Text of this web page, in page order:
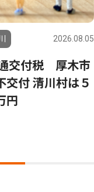
2026.08.05
交付税 厚木市
交付 清川村は５
円